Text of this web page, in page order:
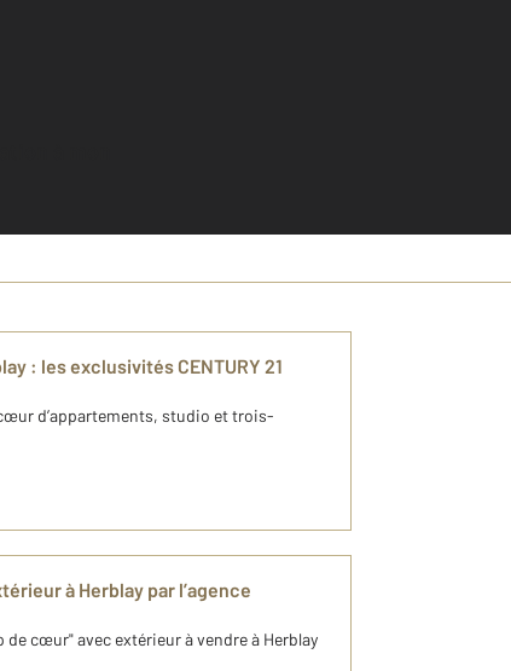
: les exclusivités CENTURY 21
d’appartements, studio et trois-
à Herblay par l’agence
cœur" avec extérieur à vendre à Herblay